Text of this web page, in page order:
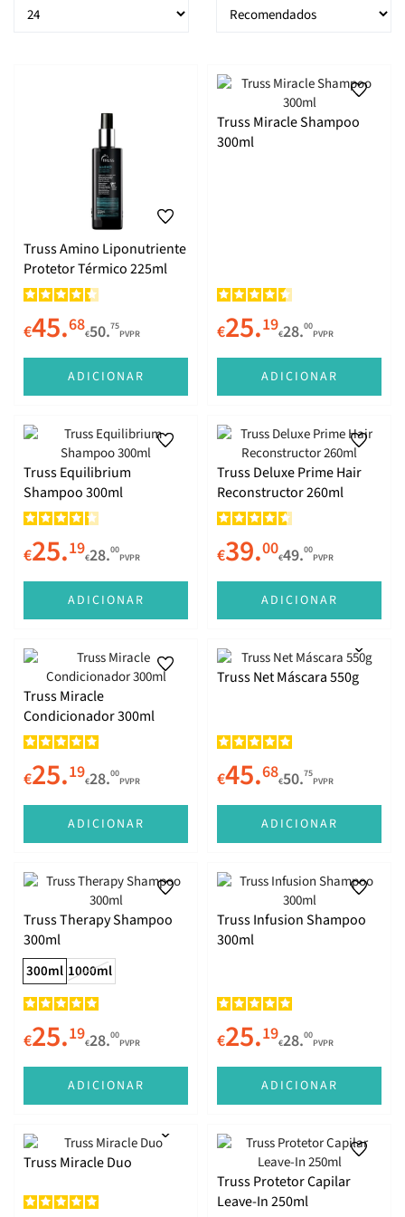
Styling
No Metal
Truss Amino Liponutriente
Protetor Térmico 225ml
€45.68€50.75
PVPR
ADICIONAR
Truss Miracle Shampoo
300ml
€25.19€28.00
PVPR
ADICIONAR
Truss Equilibrium
Shampoo 300ml
€25.19€28.00
PVPR
ADICIONAR
Truss Deluxe Prime Hair
Reconstructor 260ml
€39.00€49.00
PVPR
ADICIONAR
Truss Miracle
Condicionador 300ml
€25.19€28.00
PVPR
ADICIONAR
Truss Net Máscara 550g
€45.68€50.75
PVPR
ADICIONAR
Truss Therapy Shampoo
300ml
300ml 1000ml
€25.19€28.00
PVPR
ADICIONAR
Truss Infusion Shampoo
300ml
€25.19€28.00
PVPR
ADICIONAR
Truss Miracle Duo
Truss Protetor Capilar
Leave-In 250ml